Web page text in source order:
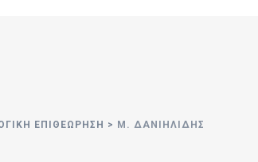
ΕΠΙΘΕΩΡΗΣΗ > Μ. ΔΑΝΙΗΛΊΔΗΣ